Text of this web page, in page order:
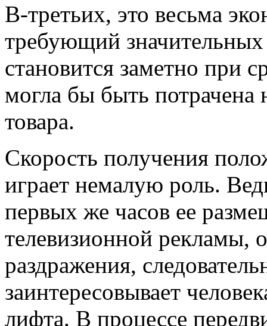
В-третьих, это весьма
требующий значительных
становится заметно при
могла бы быть
товара.
Скорость получения
играет немалую роль.
первых же часов ее
телевизионной рекламы,
раздражения,
заинтересовывает
лифта. В процессе